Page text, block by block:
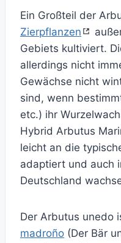
Ein Großteil der
Zierpflanzen
Gebiets kultiviert.
allerdings nicht
Gewächse nicht
sind, wenn
etc.) ihr
Hybrid Arbutus
leicht an die
adaptiert und auch
Deutschland
Der Arbutus unedo
madroño (Der Bär